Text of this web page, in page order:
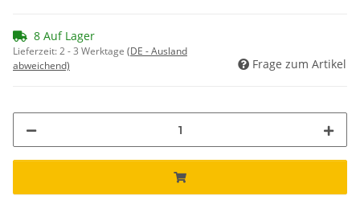
8 Auf Lager
Lieferzeit:2 - 3 Werktage (DE - Ausland
abweichend)
Frage zum Artikel